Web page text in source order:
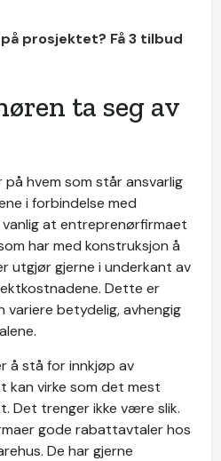
prosjektet? Få 3 tilbud
ta seg av
hvem som står ansvarlig
i forbindelse med
at entreprenørfirmaet
har med konstruksjon å
utgjør gjerne i underkant av
Dette er
variere betydelig, avhengig
å stå for innkjøp av
kan virke som det mest
Det trenger ikke være slik.
gode rabattavtaler hos
De har gjerne